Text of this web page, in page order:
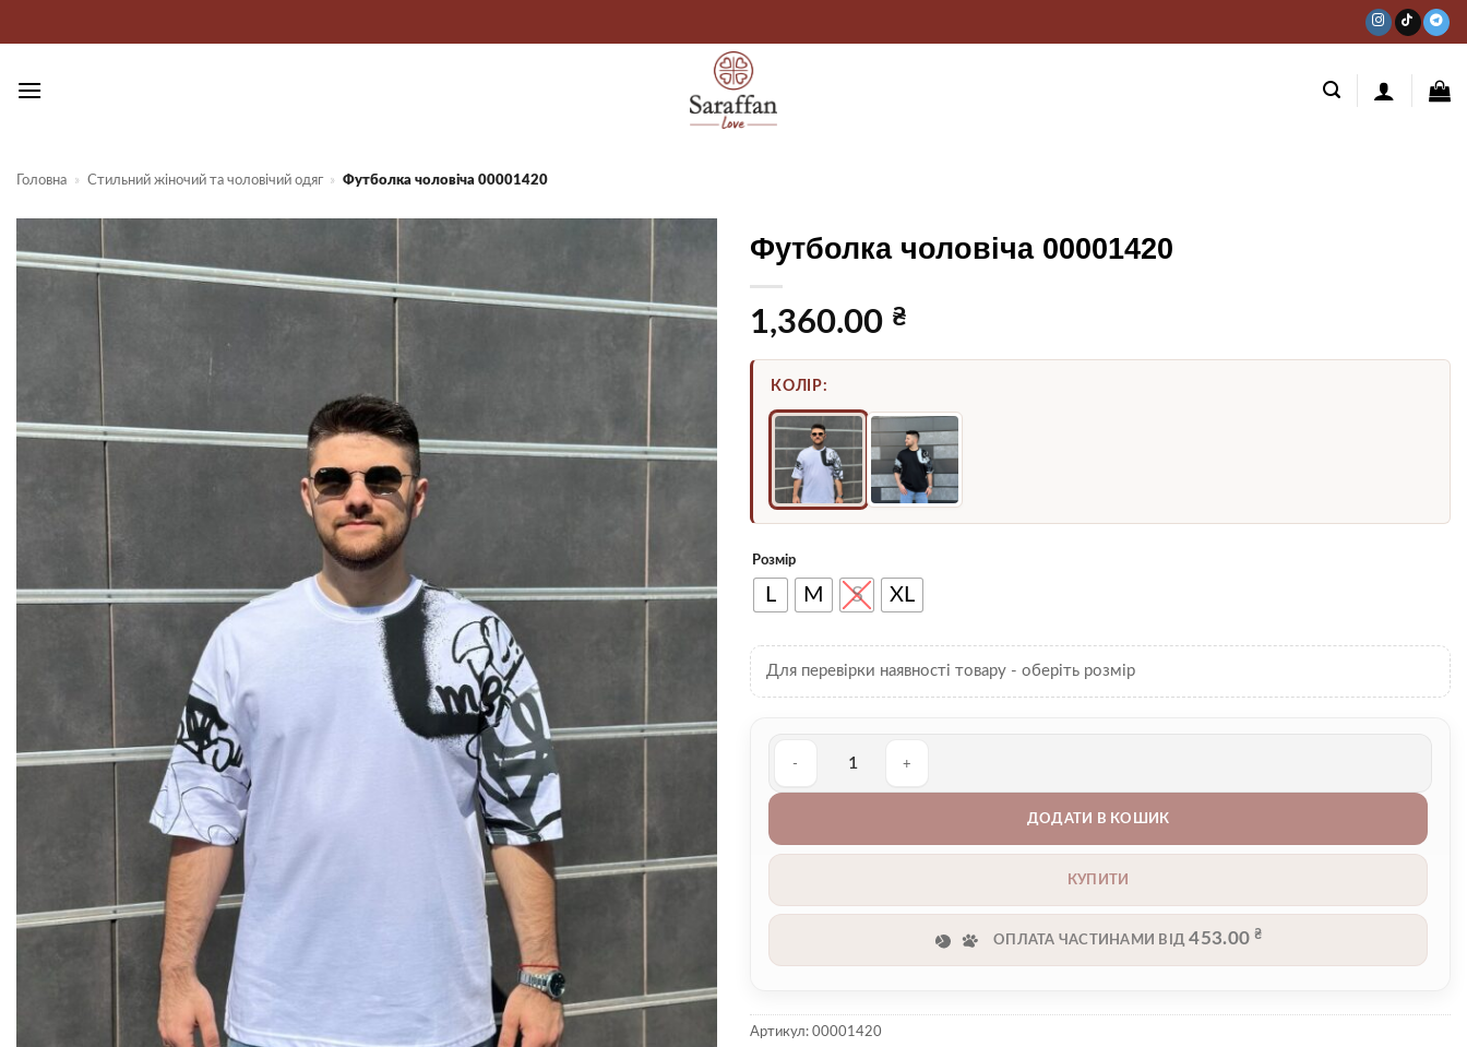
Головна » Стильний жіночий та чоловічий одяг » Футболка чоловіча 00001420
Футболка чоловіча 00001420
1,360.00 ₴
КОЛІР:
Розмір
L M S XL
Для перевірки наявності товару - оберіть розмір
Футболка чоловіча 00001420 кількість
ДОДАТИ В КОШИК
КУПИТИ
ОПЛАТА ЧАСТИНАМИ ВІД453.00₴
Артикул: 00001420